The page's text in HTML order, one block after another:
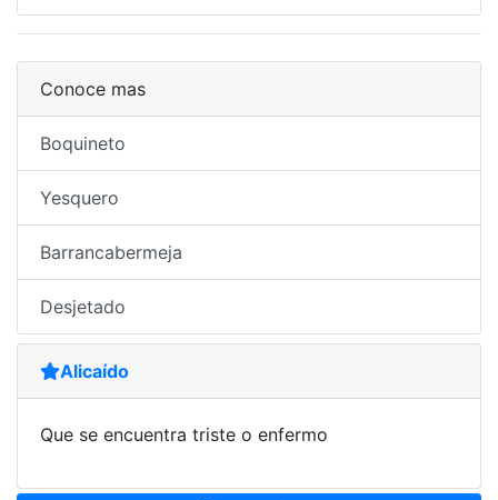
Conoce mas
Boquineto
Yesquero
Barrancabermeja
Desjetado
Alicaído
Que se encuentra triste o enfermo